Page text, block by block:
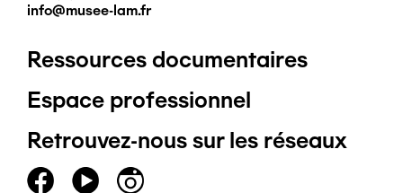
info@musee-lam.fr
Pied
de
page
Ressources documentaires
Espace professionnel
Retrouvez-nous sur les réseaux